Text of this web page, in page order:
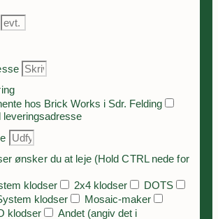
hos Brick Works i Sdr. Felding
ønsker du at leje (Hold CTRL nede for
klodser
2x4 klodser
DOTS
klodser
Mosaic-maker
klodser
Andet (angiv det i